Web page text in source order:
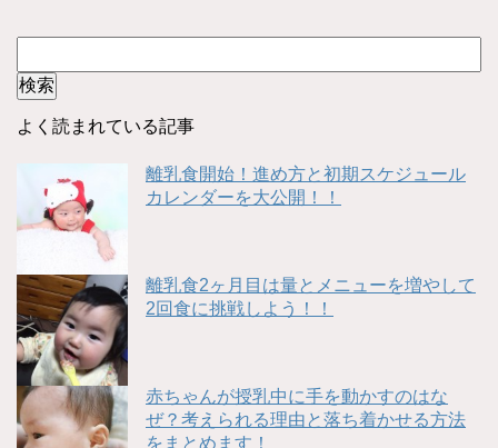
よく読まれている記事
離乳食開始！進め方と初期スケジュール
カレンダーを大公開！！
離乳食2ヶ月目は量とメニューを増やして
2回食に挑戦しよう！！
赤ちゃんが授乳中に手を動かすのはな
ぜ？考えられる理由と落ち着かせる方法
をまとめます！